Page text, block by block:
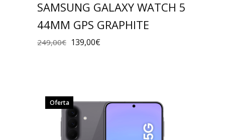
SAMSUNG GALAXY WATCH 5
44MM GPS GRAPHITE
249,00€ 139,00€
Oferta